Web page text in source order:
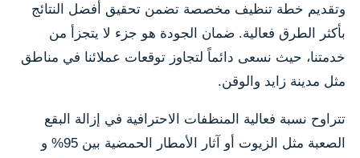
وتقديم خطة تنظيف مخصصة تضمن تحقيق أفضل النتائج
بأكثر الطرق فعالية. ضمان الجودة هو جزء لا يتجزأ من
خدمتنا، حيث نسعى دائماً لتجاوز توقعات عملائنا في مناطق
مثل مدينة زايد والوقن.
تتراوح نسبة فعالية المنظفات الاحترافية في إزالة البقع
الصعبة مثل الزيوت أو آثار الأمطار الحمضية بين 95% و